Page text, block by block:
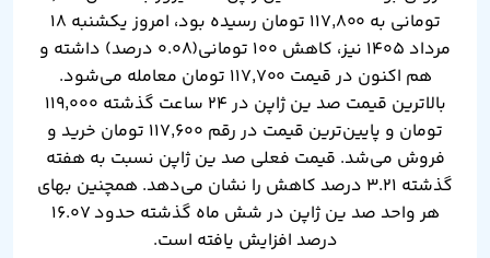
تومانی به ۱۱۷,۸۰۰ تومان رسیده بود، امروز یکشنبه ۱۸
مرداد ۱۴۰۵ نیز، کاهش ۱۰۰ تومانی(۰.۰۸ درصد) داشته و
هم اکنون در قیمت ۱۱۷,۷۰۰ تومان معامله می‌شود.
بالاترین قیمت صد ین ژاپن در ۲۴ ساعت گذشته ۱۱۹,۰۰۰
تومان و پایین‌ترین قیمت در رقم ۱۱۷,۶۰۰ تومان خرید و
فروش می‌شد. قیمت فعلی صد ین ژاپن نسبت به هفته
گذشته ۳.۲۱ درصد کاهش را نشان می‌دهد. همچنین بهای
هر واحد صد ین ژاپن در شش ماه گذشته حدود ۱۶.۰۷
درصد افزایش یافته است.